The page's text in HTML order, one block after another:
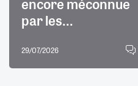
par les...
29/07/2026